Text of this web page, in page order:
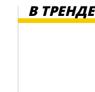
В ТРЕНДЕ